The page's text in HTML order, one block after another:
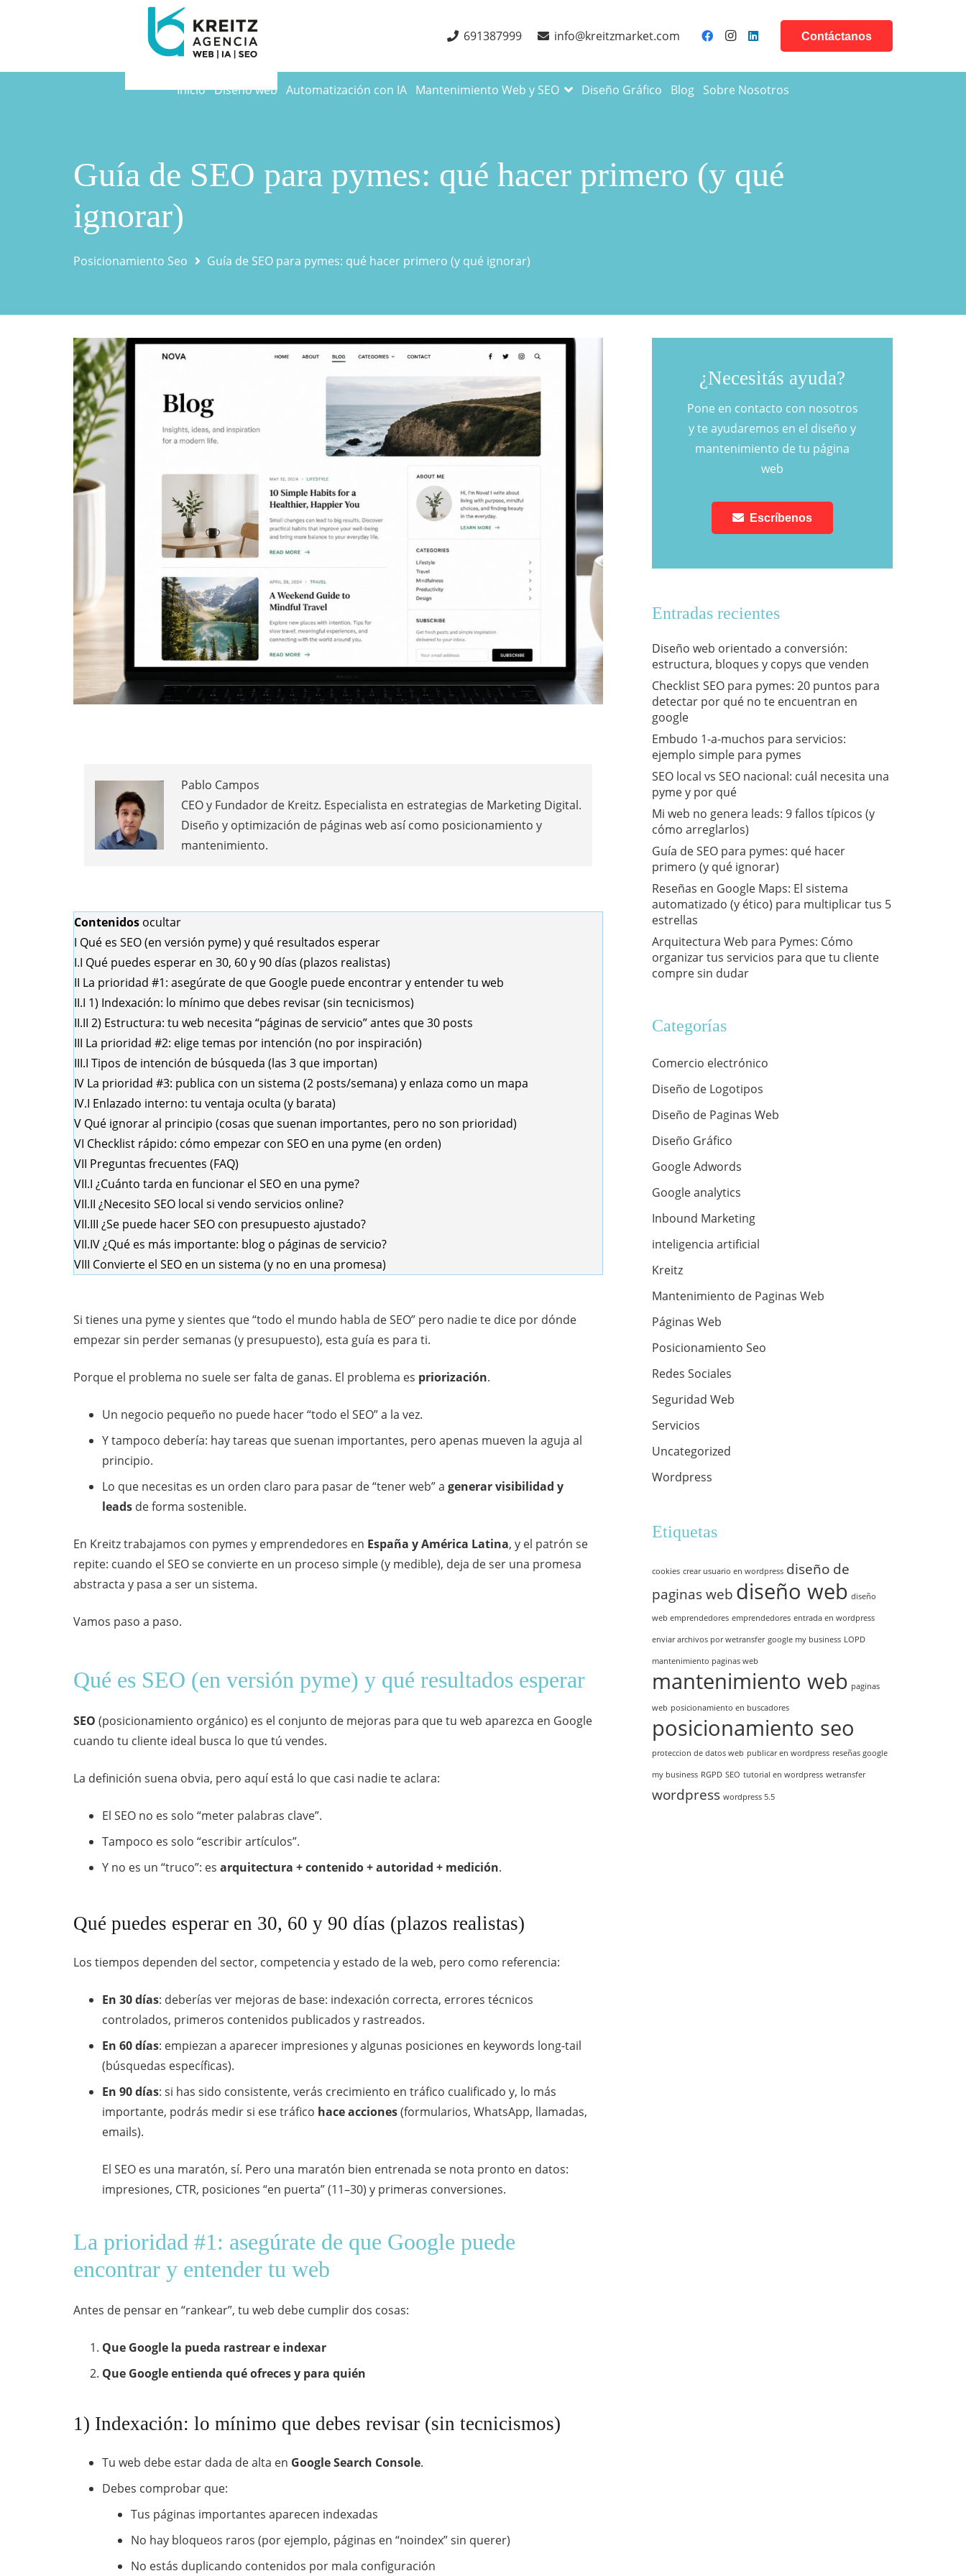
691387999 info@kreitzmarket.com Contáctanos
Inicio Diseño web Automatización con IA Mantenimiento Web y SEO Diseño Gráfico Blog Sobre Nosotros
Guía de SEO para pymes: qué hacer primero (y qué
ignorar)
Posicionamiento Seo Guía de SEO para pymes: qué hacer primero (y qué ignorar)
Pablo Campos
CEO y Fundador de Kreitz. Especialista en estrategias de Marketing Digital.
Diseño y optimización de páginas web así como posicionamiento y
mantenimiento.
Contenidos ocultar
I Qué es SEO (en versión pyme) y qué resultados esperar
I.I Qué puedes esperar en 30, 60 y 90 días (plazos realistas)
II La prioridad #1: asegúrate de que Google puede encontrar y entender tu web
II.I 1) Indexación: lo mínimo que debes revisar (sin tecnicismos)
II.II 2) Estructura: tu web necesita “páginas de servicio” antes que 30 posts
III La prioridad #2: elige temas por intención (no por inspiración)
III.I Tipos de intención de búsqueda (las 3 que importan)
IV La prioridad #3: publica con un sistema (2 posts/semana) y enlaza como un mapa
IV.I Enlazado interno: tu ventaja oculta (y barata)
V Qué ignorar al principio (cosas que suenan importantes, pero no son prioridad)
VI Checklist rápido: cómo empezar con SEO en una pyme (en orden)
VII Preguntas frecuentes (FAQ)
VII.I ¿Cuánto tarda en funcionar el SEO en una pyme?
VII.II ¿Necesito SEO local si vendo servicios online?
VII.III ¿Se puede hacer SEO con presupuesto ajustado?
VII.IV¿Qué es más importante: blog o páginas de servicio?
VIII Convierte el SEO en un sistema (y no en una promesa)
Si tienes una pyme y sientes que “todo el mundo habla deSEO” pero nadie te dice por dónde
empezar sin perder semanas (y presupuesto), esta guía es para ti.
Porque el problema no suele ser falta de ganas. El problema es priorización.
Un negocio pequeño no puede hacer “todo el SEO” a la vez.
Y tampoco debería: hay tareas que suenan importantes, pero apenas mueven la aguja al
principio.
Lo que necesitas es un orden claro para pasar de “tener web” a generar visibilidad y
leads de forma sostenible.
En Kreitz trabajamos con pymes y emprendedores en España y América Latina, y el patrón se
repite: cuando el SEO se convierte en un proceso simple (y medible), deja de ser una promesa
abstracta y pasa a ser un sistema.
Vamos paso a paso.
Qué es SEO (en versión pyme) y qué resultados esperar
SEO (posicionamiento orgánico) es el conjunto de mejoras para que tu web aparezca en Google
cuando tu cliente ideal busca lo que tú vendes.
La definición suena obvia, pero aquí está lo que casi nadie te aclara:
El SEO no es solo “meter palabras clave”.
Tampoco es solo “escribir artículos”.
Y no es un “truco”: es arquitectura + contenido + autoridad + medición.
Qué puedes esperar en 30, 60 y 90 días (plazos realistas)
Los tiempos dependen del sector, competencia y estado de la web, pero como referencia:
En 30 días: deberías ver mejoras de base: indexación correcta, errores técnicos
controlados, primeros contenidos publicados y rastreados.
En 60 días: empiezan a aparecer impresiones y algunas posiciones en keywords long-tail
(búsquedas específicas).
En 90 días: si has sido consistente, verás crecimiento en tráfico cualificado y, lo más
importante, podrás medir si ese tráfico hace acciones(formularios, WhatsApp, llamadas,
emails).
El SEO es una maratón, sí. Pero una maratón bien entrenada se nota pronto en datos:
impresiones, CTR, posiciones “en puerta” (11–30) y primeras conversiones.
La prioridad #1: asegúrate de que Google puede
encontrar y entender tu web
Antes de pensar en “rankear”, tu web debe cumplir dos cosas:
Que Google la pueda rastrear e indexar
Que Google entienda qué ofreces y para quién
1) Indexación: lo mínimo que debes revisar (sin tecnicismos)
Tu web debe estar dada de alta en Google Search Console.
Debes comprobar que:
Tus páginas importantes aparecen indexadas
No hay bloqueos raros (por ejemplo, páginas en “noindex” sin querer)
No estás duplicando contenidos por mala configuración
¿Necesitás ayuda?
Pone en contacto con nosotros
y te ayudaremos en el diseño y
mantenimiento de tu página
web
Escríbenos
Entradas recientes
Diseño web orientado a conversión:
estructura, bloques y copys que venden
Checklist SEO para pymes: 20 puntos para
detectar por qué no te encuentran en
google
Embudo 1-a-muchos para servicios:
ejemplo simple para pymes
SEO local vs SEO nacional: cuál necesita una
pyme y por qué
Mi web no genera leads: 9 fallos típicos (y
cómo arreglarlos)
Guía de SEO para pymes: qué hacer
primero (y qué ignorar)
​Reseñas en Google Maps: El sistema
automatizado (y ético) para multiplicar tus 5
estrellas
​Arquitectura Web para Pymes: Cómo
organizar tus servicios para que tu cliente
compre sin dudar
Categorías
Comercio electrónico
Diseño de Logotipos
Diseño de Paginas Web
Diseño Gráfico
Google Adwords
Google analytics
Inbound Marketing
inteligencia artificial
Kreitz
Mantenimiento de Paginas Web
Páginas Web
Posicionamiento Seo
Redes Sociales
Seguridad Web
Servicios
Uncategorized
Wordpress
Etiquetas
cookies crear usuario en wordpress diseño de
paginas web diseño web diseño
web emprendedores emprendedores entrada en wordpress
enviar archivos por wetransfer google my business LOPD
mantenimiento paginas web
mantenimiento web paginas
web posicionamiento en buscadores
posicionamiento seo
proteccion de datos web publicar en wordpress reseñas google
my business RGPD SEO tutorial en wordpress wetransfer
wordpress wordpress 5.5